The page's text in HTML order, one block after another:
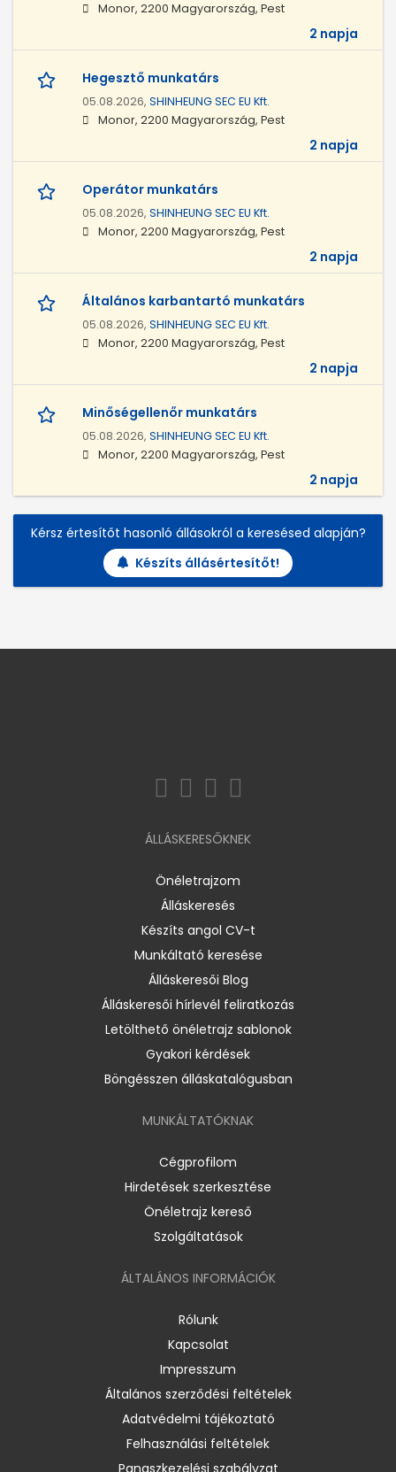
Monor, 2200 Magyarország, Pest
2 napja
Hegesztő munkatárs
05.08.2026, SHINHEUNG SEC EU Kft.
Monor, 2200 Magyarország, Pest
2 napja
Operátor munkatárs
05.08.2026, SHINHEUNG SEC EU Kft.
Monor, 2200 Magyarország, Pest
2 napja
Általános karbantartó munkatárs
05.08.2026, SHINHEUNG SEC EU Kft.
Monor, 2200 Magyarország, Pest
2 napja
Minőségellenőr munkatárs
05.08.2026, SHINHEUNG SEC EU Kft.
Monor, 2200 Magyarország, Pest
2 napja
Kérsz értesítőt hasonló állásokról a keresésed alapján?
Készíts állásértesítőt!
ÁLLÁSKERESŐKNEK
Önéletrajzom
Álláskeresés
Készíts angol CV-t
Munkáltató keresése
Álláskeresői Blog
Álláskeresői hírlevél feliratkozás
Letölthető önéletrajz sablonok
Gyakori kérdések
Böngésszen álláskatalógusban
MUNKÁLTATÓKNAK
Cégprofilom
Hirdetések szerkesztése
Önéletrajz kereső
Szolgáltatások
ÁLTALÁNOS INFORMÁCIÓK
Rólunk
Kapcsolat
Impresszum
Általános szerződési feltételek
Adatvédelmi tájékoztató
Felhasználási feltételek
Panaszkezelési szabályzat